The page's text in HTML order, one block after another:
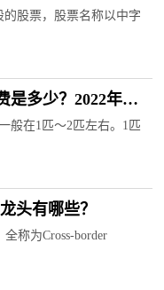
股票，股票名称以中字
是多少？2022年家
般在1匹～2匹左右。1匹
头有哪些？
称为Cross-border